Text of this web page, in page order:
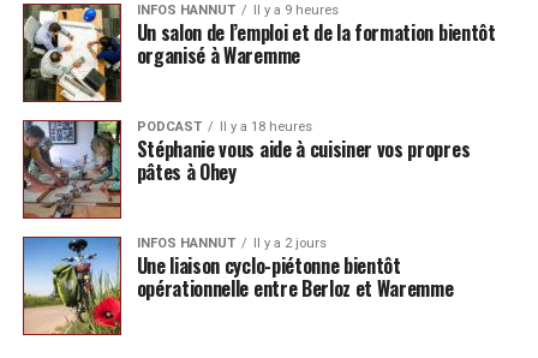
INFOS HANNUT Il y a 9 heures
Un salon de l’emploi et de la formation bientôt
organisé à Waremme
PODCAST Il y a 18 heures
Stéphanie vous aide à cuisiner vos propres
pâtes à Ohey
INFOS HANNUT Il y a 2 jours
Une liaison cyclo-piétonne bientôt
opérationnelle entre Berloz et Waremme